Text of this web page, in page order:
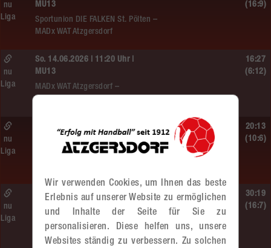
MU13
Sportunion DIE FALKEN St. Pölten –
MADx WAT Atzgersdorf
nu
Liga
(16:9)
So. 14.06.2026 | 11:20 Uhr |
MU13
MADx WAT Atzgersdorf –
nu
Liga
16:27
(6:12)
So. 14.06.2026 | 10:30 Uhr |
ÖMS WU12 HF
SC HIT/UHC Absam –
nu
Liga
20:13
(10:6)
Sa. 13.06.2026 | 19:05 Uhr |
MADx WAT Atzgersdorf –
HIB Handball Graz
nu
Liga
30:19
(16:7)
Wir verwenden Cookies, um Ihnen das beste
Erlebnis auf unserer Website zu ermöglichen
und Inhalte der Seite für Sie zu
personalisieren. Diese helfen uns, unsere
Websites ständig zu verbessern. Zu solchen